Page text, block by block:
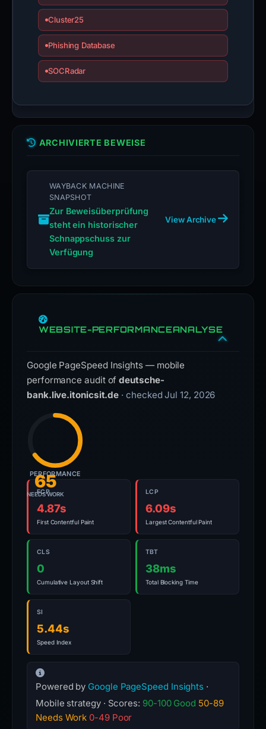
Cluster25
Phishing Database
SOCRadar
ARCHIVIERTE BEWEISE
WAYBACK MACHINE
SNAPSHOT
Zur Beweisüberprüfung
steht ein historischer
Schnappschuss zur
Verfügung
View Archive
WEBSITE-PERFORMANCEANALYSE
Google PageSpeed Insights — mobile
performance audit ofdeutsche-
bank.live.itonicsit.de · checked Jul 12, 2026
65
NEEDS WORK
PERFORMANCE
FCP
4.87s
First Contentful Paint
LCP
6.09s
Largest Contentful Paint
CLS
0
Cumulative Layout Shift
TBT
38ms
Total Blocking Time
SI
5.44s
Speed Index
Powered by Google PageSpeed Insights ·
Mobile strategy · Scores: 90-100 Good 50-89
Needs Work 0-49 Poor